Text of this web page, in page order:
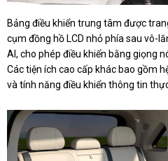
Bảng điều khiển trung tâm được
cụm đồng hồ LCD nhỏ phía sau vô-
AI, cho phép điều khiển bằng giọng
Các tiện ích cao cấp khác bao gồm
và tính năng điều khiển thông tin